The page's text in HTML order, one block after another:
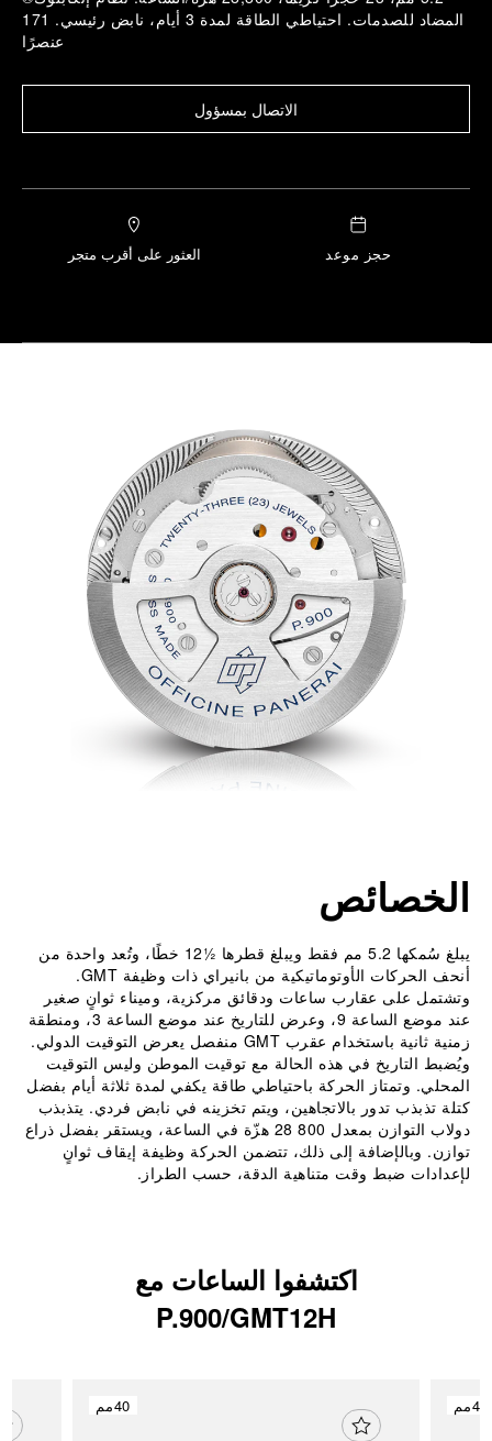
المضاد للصدمات. احتياطي الطاقة لمدة 3 أيام، نابض رئيسي. 171
عنصرًا
الاتصال بمسؤول
حجز موعد العثور على أقرب متجر
الخصائص
يبلغ سُمكها 5.2 مم فقط ويبلغ قطرها ‎12½‎ خطًا، وتُعد واحدة من
أنحف الحركات الأوتوماتيكية من بانيراي ذات وظيفة GMT.
وتشتمل على عقارب ساعات ودقائق مركزية، وميناء ثوانٍ صغير
عند موضع الساعة 9، وعرض للتاريخ عند موضع الساعة 3، ومنطقة
زمنية ثانية باستخدام عقرب GMT منفصل يعرض التوقيت الدولي.
ويُضبط التاريخ في هذه الحالة مع توقيت الموطن وليس التوقيت
المحلي. وتمتاز الحركة باحتياطي طاقة يكفي لمدة ثلاثة أيام بفضل
كتلة تذبذب تدور بالاتجاهين، ويتم تخزينه في نابض فردي. يتذبذب
دولاب التوازن بمعدل ‎28 800 هزّة في الساعة، ويستقر بفضل ذراع
توازن. وبالإضافة إلى ذلك، تتضمن الحركة وظيفة إيقاف ثوانٍ
لإعدادات ضبط وقت متناهية الدقة، حسب الطراز.
اكتشفوا الساعات مع
P.900/GMT12H
40مم 40مم